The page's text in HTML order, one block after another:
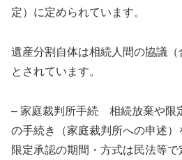
定）に定められています。
遺産分割自体は相続人間の協議
とされています。
– 家庭裁判所手続 相続放棄や限
の手続き（家庭裁判所への申述）
限定承認の期間・方式は民法等で